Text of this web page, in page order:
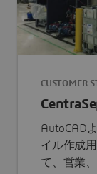
CUSTOMER
AutoCAD
イル作成
て、営業